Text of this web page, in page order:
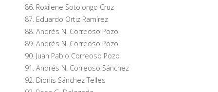
Roxilene Sotolongo Cruz
Eduardo Ortiz Ramírez
Andrés N. Correoso Pozo
Andrés N. Correoso Pozo
Juan Pablo Correoso Pozo
Andrés N. Correoso Sánchez
Diorlis Sánchez Telles